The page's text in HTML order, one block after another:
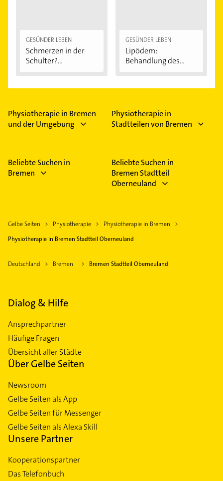
GESÜNDER LEBEN
Schmerzen in der
Schulter?
GESÜNDER LEBEN
Lipödem:
Behandlung des
Physiotherapie in Bremen
und der Umgebung
Physiotherapie in
Stadtteilen von Bremen
Beliebte Suchen in
Bremen
Beliebte Suchen in
Bremen Stadtteil
Oberneuland
Gelbe Seiten Physiotherapie
Physiotherapie in Bremen
Physiotherapie in Bremen Stadtteil Oberneuland
Deutschland Bremen Bremen Stadtteil Oberneuland
Dialog & Hilfe
Ansprechpartner
Häufige Fragen
Übersicht aller Städte
Über Gelbe Seiten
Newsroom
Gelbe Seiten als App
Gelbe Seiten für Messenger
Gelbe Seiten als Alexa Skill
Unsere Partner
Kooperationspartner
Das Telefonbuch